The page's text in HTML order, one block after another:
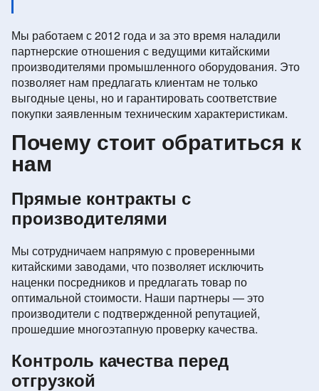
Мы работаем с 2012 года и за это время наладили
партнерские отношения с ведущими китайскими
производителями промышленного оборудования. Это
позволяет нам предлагать клиентам не только
выгодные цены, но и гарантировать соответствие
покупки заявленным техническим характеристикам.
Почему стоит обратиться к
нам
Прямые контракты с
производителями
Мы сотрудничаем напрямую с проверенными
китайскими заводами, что позволяет исключить
наценки посредников и предлагать товар по
оптимальной стоимости. Наши партнеры — это
производители с подтвержденной репутацией,
прошедшие многоэтапную проверку качества.
Контроль качества перед
отгрузкой